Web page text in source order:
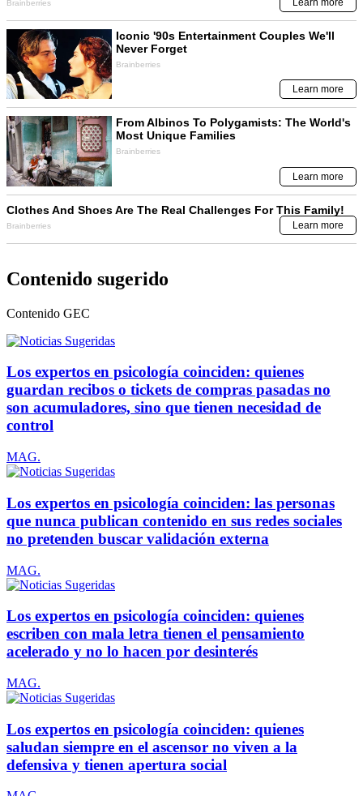
Contenido sugerido
Contenido GEC
Los expertos en psicología coinciden: quienes
guardan recibos o tickets de compras pasadas no
son acumuladores, sino que tienen necesidad de
control
MAG.
Los expertos en psicología coinciden: las personas
que nunca publican contenido en sus redes sociales
no pretenden buscar validación externa
MAG.
Los expertos en psicología coinciden: quienes
escriben con mala letra tienen el pensamiento
acelerado y no lo hacen por desinterés
MAG.
Los expertos en psicología coinciden: quienes
saludan siempre en el ascensor no viven a la
defensiva y tienen apertura social